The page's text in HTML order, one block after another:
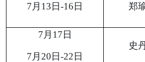
7 月 13日-16日 郑
7 月 17日
7 月 20日-22日
史